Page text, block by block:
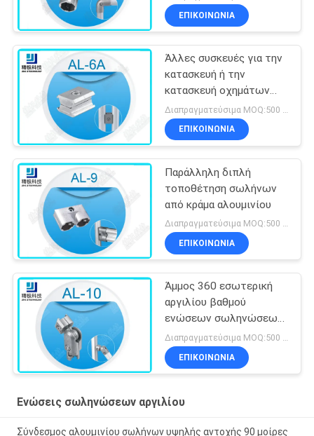
αγκώνων βαθμού για το
σωλήνα OD 28mm
ΕΠΙΚΟΙΝΩΝΊΑ
Άλλες συσκευές για την
κατασκευή ή την
κατασκευή οχημάτων
από υδρατλαντικό
χάλυβα
ΕΠΙΚΟΙΝΩΝΊΑ
Παράλληλη διπλή
τοποθέτηση σωλήνων
από κράμα αλουμινίου
Διαπραγματεύσιμα MOQ:500 Σύνολα
ΕΠΙΚΟΙΝΩΝΊΑ
Άμμος 360 εσωτερική
αργιλίου βαθμού
ενώσεων σωληνώσεων
που ανατινάζει την
ελεύθερη περιστροφή
Al-10
Διαπραγματεύσιμα MOQ:500 Σύνολα
ΕΠΙΚΟΙΝΩΝΊΑ
Ενώσεις σωληνώσεων αργιλίου
Σύνδεσμος αλουμινίου σωλήνων υψηλής αντοχής 90 μοίρες